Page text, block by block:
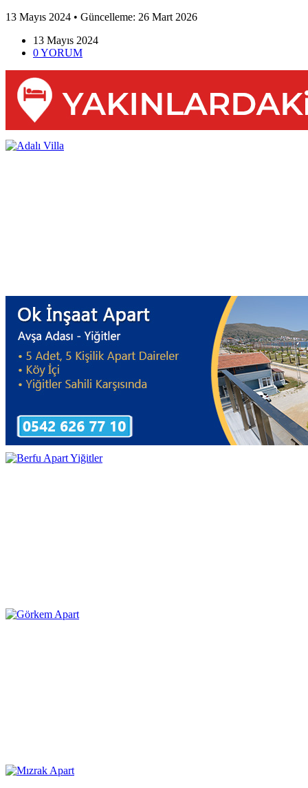
13 Mayıs 2024 • Güncelleme: 26 Mart 2026
13 Mayıs 2024
0YORUM